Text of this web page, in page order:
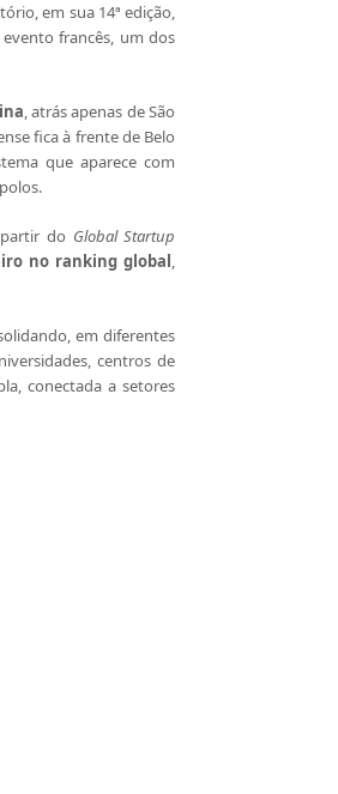
em sua 14ª edição,
francês, um dos
, atrás apenas de São
fica à frente de Belo
que aparece com
do Global Startup
no ranking global,
em diferentes
centros de
conectada a setores